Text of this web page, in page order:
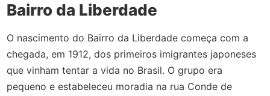
Bairro da Liberdade
O nascimento do Bairro da Liberdade começa com a
chegada, em 1912, dos primeiros imigrantes japoneses
que vinham tentar a vida no Brasil. O grupo era
pequeno e estabeleceu moradia na rua Conde de